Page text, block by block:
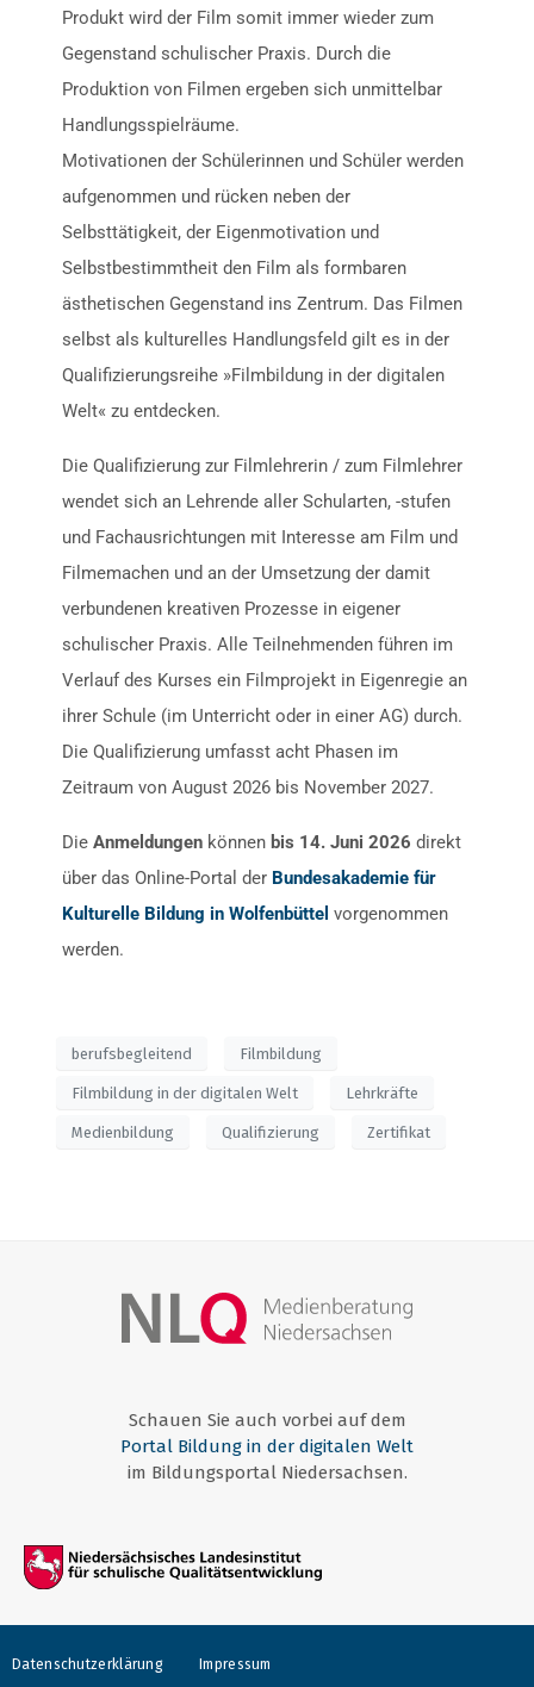
Produkt wird der Film somit immer wieder zum
Gegenstand schulischer Praxis. Durch die
Produktion von Filmen ergeben sich unmittelbar
Handlungsspielräume.
Motivationen der Schülerinnen und Schüler werden
aufgenommen und rücken neben der
Selbsttätigkeit, der Eigenmotivation und
Selbstbestimmtheit den Film als formbaren
ästhetischen Gegenstand ins Zentrum. Das Filmen
selbst als kulturelles Handlungsfeld gilt es in der
Qualifizierungsreihe »Filmbildung in der digitalen
Welt« zu entdecken.
Die Qualifizierung zur Filmlehrerin / zum Filmlehrer
wendet sich an Lehrende aller Schularten, -stufen
und Fachausrichtungen mit Interesse am Film und
Filmemachen und an der Umsetzung der damit
verbundenen kreativen Prozesse in eigener
schulischer Praxis. Alle Teilnehmenden führen im
Verlauf des Kurses ein Filmprojekt in Eigenregie an
ihrer Schule (im Unterricht oder in einer AG) durch.
Die Qualifizierung umfasst acht Phasen im
Zeitraum von August 2026 bis November 2027.
DieAnmeldungen können bis 14. Juni 2026 direkt
über das Online-Portal der Bundesakademie für
Kulturelle Bildung in Wolfenbüttel vorgenommen
werden.
berufsbegleitend Filmbildung
Filmbildung in der digitalen Welt Lehrkräfte
Medienbildung Qualifizierung Zertifikat
Schauen Sie auch vorbei auf dem
Portal Bildung in der digitalen Welt
im Bildungsportal Niedersachsen.
Datenschutzerklärung Impressum